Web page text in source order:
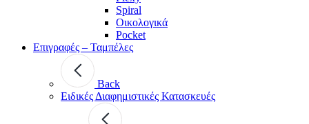
Spiral
Οικολογικά
Pocket
Επιγραφές – Ταμπέλες
Back
Ειδικές Διαφημιστικές Κατασκευές